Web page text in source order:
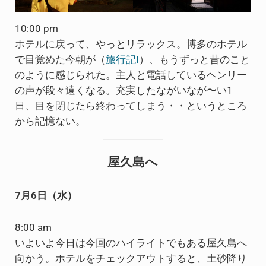
10:00 pm
ホテルに戻って、やっとリラックス。博多のホテル
で目覚めた今朝が（旅行記I）、もうずっと昔のこと
のように感じられた。主人と電話しているヘンリー
の声が段々遠くなる。充実したながいなが〜い1
日、目を閉じたら終わってしまう・・というところ
から記憶ない。
屋久島へ
7月6日（水）
8:00 am
いよいよ今日は今回のハイライトでもある屋久島へ
向かう。ホテルをチェックアウトすると、土砂降り